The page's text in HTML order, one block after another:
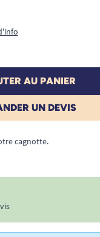
AU PANIER
UN DEVIS
cagnotte.